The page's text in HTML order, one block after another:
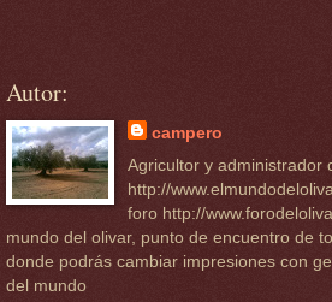
Autor:
campero
Agricultor y administrador
http://
foro http://
mundo del olivar, punto de encuentro de
donde podrás cambiar impresiones con
del mundo